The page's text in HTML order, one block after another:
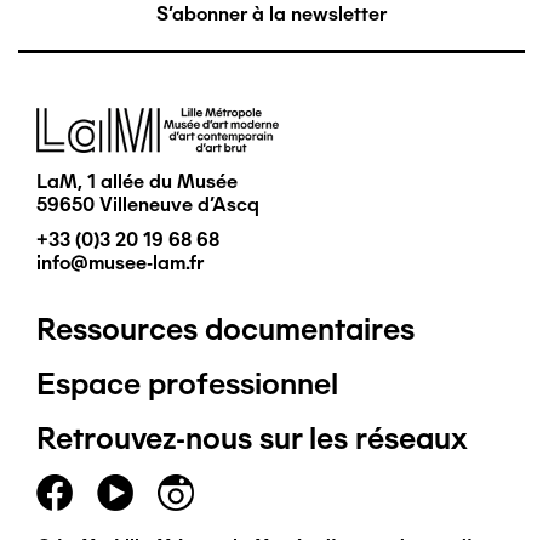
S'abonner à la newsletter
Image
LaM, 1 allée du Musée
59650 Villeneuve d'Ascq
+33 (0)3 20 19 68 68
info@musee-lam.fr
Pied
de
page
principal
Ressources documentaires
Espace professionnel
Retrouvez-nous sur les réseaux